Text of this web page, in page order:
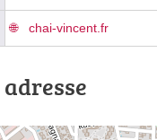
chai-vincent.fr